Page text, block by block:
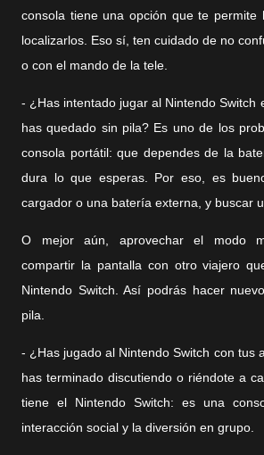
consola tiene una opción que te permite
localizarlos. Eso sí, ten cuidado de no
o con el mando de la tele.
- ¿Has intentado jugar al Nintendo Switch
has quedado sin pila? Es uno de los
consola portátil: que dependes de la
dura lo que esperas. Por eso, es
cargador o una batería externa, y buscar
O mejor aún, aprovechar el modo
compartir la pantalla con otro viajero
Nintendo Switch. Así podrás hacer
pila.
- ¿Has jugado al Nintendo Switch con tus
has terminado discutiendo o riéndote a
tiene el Nintendo Switch: es una
interacción social y la diversión en grupo.